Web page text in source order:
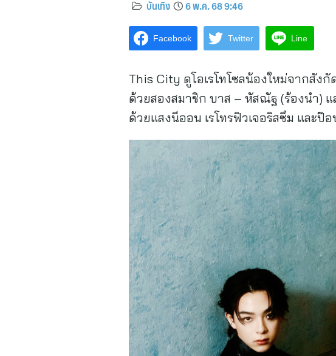
บันเทิง 6 พ.ค. 68 9:46
Facebook Twitter Line
This City ดูโอเรโทโซลน้องใหม่จากสังกั
ด้วยสองสมาชิก บาส – หัสณัฐ (ร้องนำ)
ด้วยแสงนีออน เรโทรฟิวเจอริสซึม และป๊